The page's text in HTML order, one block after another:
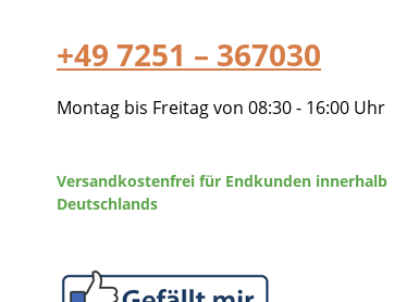
+49 7251 – 367030
Montag bis Freitag von 08:30 - 16:00 Uhr
Versandkostenfrei für Endkunden innerhalb
Deutschlands